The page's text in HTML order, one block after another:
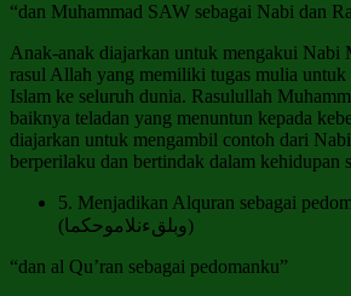
“dan Muhammad SAW sebagai Nabi dan
Anak-anak diajarkan untuk mengakui Nabi
rasul Allah yang memiliki tugas mulia untuk
Islam ke seluruh dunia. Rasulullah
baiknya teladan yang menuntun kepada
diajarkan untuk mengambil contoh dari
berperilaku dan bertindak dalam kehidupan
5. Menjadikan Alquran sebagai
(وبلقءنلاموحكما)
“dan al Qu’ran sebagai pedomanku”